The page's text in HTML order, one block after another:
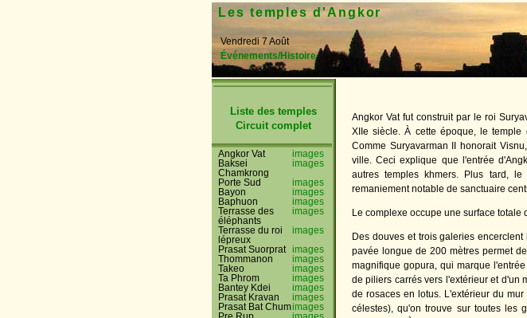
Les temples d'Angkor
Vendredi 7 Août
Événements/Histoire
Liste des temples
Circuit complet
Angkor Vat
images
Baksei
Chamkrong
images
Porte Sud
images
Bayon
images
Baphuon
images
Terrasse des
éléphants
images
Terrasse du roi
lépreux
images
Prasat Suorprat images
Thommanon
images
Takeo
images
Ta Phrom
images
Bantey Kdei
images
Prasat Kravan
images
Prasat Bat Chumimages
Angkor Vat fut construit par le roi
XIIe siècle. À cette époque, le
Comme Suryavarman II honorait
ville. Ceci explique que l'entrée
autres temples khmers. Plus tard,
remaniement notable de sanctuaire
Le complexe occupe une surface totale
Des douves et trois galeries
pavée longue de 200 mètres permet
magnifique gopura, qui marque
de piliers carrés vers l'extérieur et d'un
de rosaces en lotus. L'extérieur du
célestes), qu'on trouve sur toutes les